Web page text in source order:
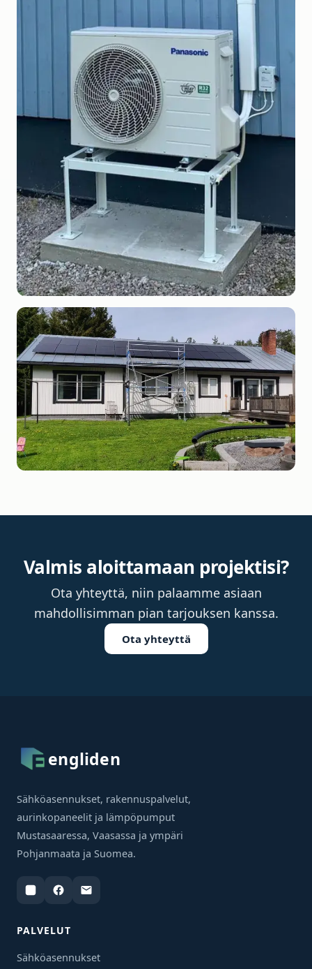
Valmis aloittamaan projektisi?
Ota yhteyttä, niin palaamme asiaan
mahdollisimman pian tarjouksen kanssa.
Ota yhteyttä
engliden
Sähköasennukset, rakennuspalvelut,
aurinkopaneelit ja lämpöpumput
Mustasaaressa, Vaasassa ja ympäri
Pohjanmaata ja Suomea.
PALVELUT
Sähköasennukset